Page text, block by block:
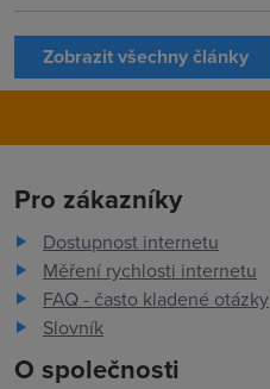
Zobrazit všechny články
Pro zákazníky
Dostupnost internetu
Měření rychlosti internetu
FAQ - často kladené otázky
Slovník
O společnosti